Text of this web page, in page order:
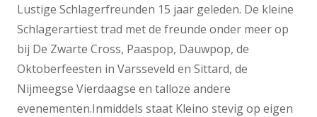
Lustige Schlagerfreunden 15 jaar geleden. De kleine
Schlagerartiest trad met de freunde onder meer op
bij De Zwarte Cross, Paaspop, Dauwpop, de
Oktoberfeesten in Varsseveld en Sittard, de
Nijmeegse Vierdaagse en talloze andere
evenementen.Inmiddels staat Kleino stevig op eigen